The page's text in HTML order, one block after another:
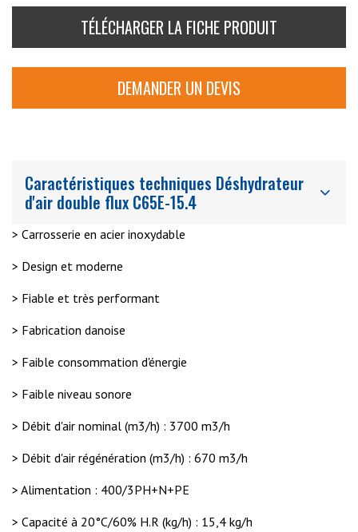
TÉLÉCHARGER LA FICHE PRODUIT
DEMANDER UN DEVIS
Caractéristiques techniques Déshydrateur
d'air double flux C65E-15.4
> Carrosserie en acier inoxydable
> Design et moderne
> Fiable et très performant
> Fabrication danoise
> Faible consommation d'énergie
> Faible niveau sonore
> Débit d'air nominal (m3/h) : 3700 m3/h
> Débit d'air régénération (m3/h) : 670 m3/h
> Alimentation : 400/3PH+N+PE
> Capacité à 20°C/60% H.R (kg/h) : 15,4 kg/h